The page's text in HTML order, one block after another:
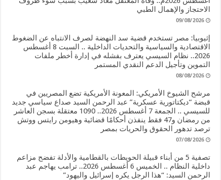
الاحتجاز والإهمال الطبي
09/08/2026
إثيوبيا: مصر تستخدم قضية سد النهضة لصرف الانتباه عن الضغوط
الاقتصادية والسياسية والتحديات الداخلية .. السبت 8 أغسطس
2026.. نظام السيسي يعترف بفشله في إدارة أخطر ملفات
التموين وتأجيل الدعم النقدي المستمر
08/08/2026
مرشح الشيوخ الأمريكي: المعونة الأمريكية تضع المصريين في
قبضة “ديكتاتورية عسكرية” عبد الرحمن السيد صداع سياسي جديد
للسيسي .. الجمعة 7 أغسطس 2026.. 1090 معتقلة بسجن العاشر
من رمضان و47 فقط ينفذن أحكامًا قضائية وهيومن رايتس ووتش
ترصد تدهور الحقوق والحريات بمصر
07/08/2026
تصفية 5 من أبناء قبيلة الحويطات بالقطامية والأدلة تفضح مزاعم
داخلية النظام .. الخميس 6 أغسطس 2026.. ترامب يهاجم عبد
الرحمن السيد: “هذا الرجل يكره إسرائيل واليهود”